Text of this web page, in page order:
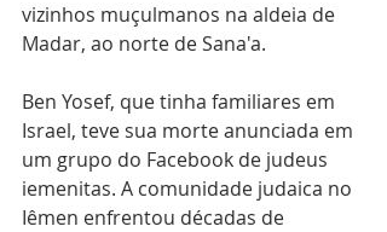
vizinhos muçulmanos na aldeia de
Madar, ao norte de Sana'a.
Ben Yosef, que tinha familiares em
Israel, teve sua morte anunciada em
um grupo do Facebook de judeus
iemenitas. A comunidade judaica no
Iêmen enfrentou décadas de